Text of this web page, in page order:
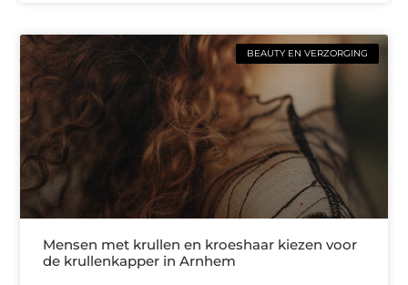
BEAUTY EN VERZORGING
Mensen met krullen en kroeshaar kiezen voor
de krullenkapper in Arnhem